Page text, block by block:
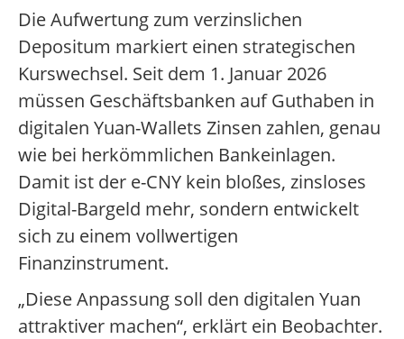
Die Aufwertung zum verzinslichen
Depositum markiert einen strategischen
Kurswechsel. Seit dem 1. Januar 2026
müssen Geschäftsbanken auf Guthaben in
digitalen Yuan-Wallets Zinsen zahlen, genau
wie bei herkömmlichen Bankeinlagen.
Damit ist der e-CNY kein bloßes, zinsloses
Digital-Bargeld mehr, sondern entwickelt
sich zu einem vollwertigen
Finanzinstrument.
„Diese Anpassung soll den digitalen Yuan
attraktiver machen“, erklärt ein Beobachter.